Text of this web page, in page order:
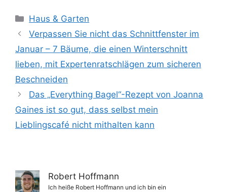
Kategorien
Haus & Garten
Verpassen Sie nicht das Schnittfenster im
Januar – 7 Bäume, die einen Winterschnitt
lieben, mit Expertenratschlägen zum sicheren
Beschneiden
Das „Everything Bagel“-Rezept von Joanna
Gaines ist so gut, dass selbst mein
Lieblingscafé nicht mithalten kann
Robert Hoffmann
Ich heiße Robert Hoffmann und ich bin ein